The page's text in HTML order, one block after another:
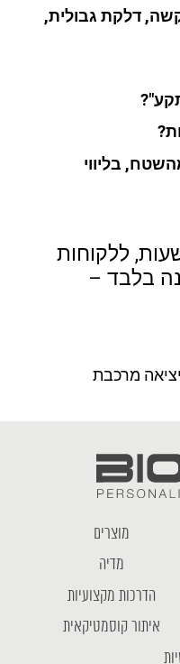
דלקת גבולית,
בליווי
מתקדמת של 3 שעות, ללקוחות
בלבד –
רמת גן. ביציאה מרכבת
מוצרים
מדיה
הדרכות מקצועיות
איתור קוסמטיקאית